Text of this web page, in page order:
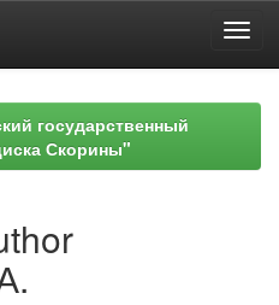
государственный
Скорины"